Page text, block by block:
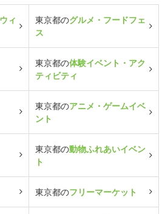
ィ
東京都のグルメ・フードフェ
ス
東京都の体験イベント・アク
ティビティ
東京都のアニメ・ゲームイベ
ント
東京都の動物ふれあいイベン
ト
東京都のフリーマーケット